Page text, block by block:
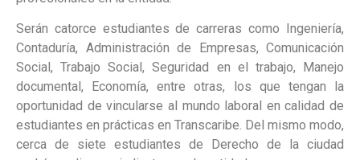
Serán catorce estudiantes de carreras como Ingeniería,
Contaduría, Administración de Empresas, Comunicación
Social, Trabajo Social, Seguridad en el trabajo, Manejo
documental, Economía, entre otras, los que tengan la
oportunidad de vincularse al mundo laboral en calidad de
estudiantes en prácticas en Transcaribe. Del mismo modo,
cerca de siete estudiantes de Derecho de la ciudad